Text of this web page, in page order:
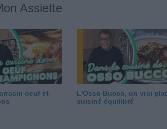
Assiette
oeuf et
L'Osso Bucco, un vrai plat
cuisiné équilibré